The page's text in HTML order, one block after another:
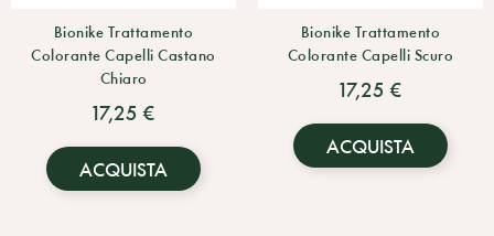
Bionike Trattamento
Colorante Capelli Castano
Chiaro
17,25 €
ACQUISTA
Bionike Trattamento
Colorante Capelli Scuro
17,25 €
ACQUISTA